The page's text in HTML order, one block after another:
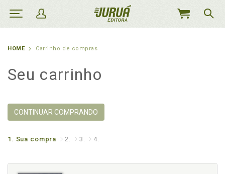
MEU
HOME Carrinho de compras
Seu carrinho
CONTINUAR COMPRANDO
1. Sua compra 2. 3. 4.